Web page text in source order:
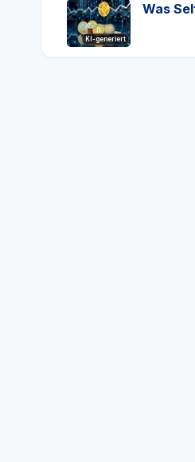
KI-generiert
Was